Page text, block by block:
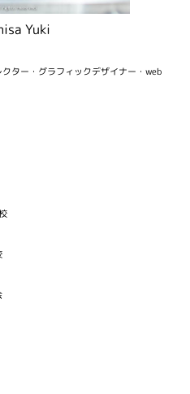
Yuki
ター・グラフィックデザイナー・web